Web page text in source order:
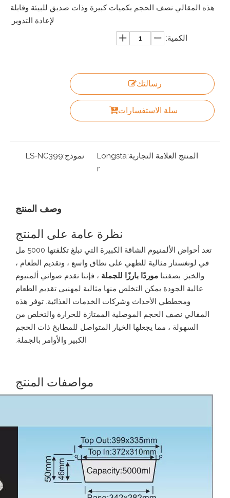
هذه المقالي نصف الحجم بكميات كبيرة وذات صديق للبيئة وقابلة
لإعادة التدوير.
الكمية:
رسالتك
سلة الاستفسارات
نموذج:LS-NC399 المنتج العلامة التجارية:Longsta
r
وصف المنتج
نظرة عامة على المنتج
تعد أحواض الألمنيوم الشاقة الكبيرة التي تبلغ تكلفتها 5000 مل
في لونغستار مثالية للطهي على نطاق واسع ، وتقديم الطعام ،
والخبز. بصفتنا موردًا بارزًا للجملة ، فإننا نقدم صواني ألمنيوم
عالية الجودة يمكن التخلص منها مثالية لمهنيي تقديم الطعام
ومخططي الأحداث وشركات الخدمات الغذائية. توفر هذه
المقالي نصف الحجم الموصلية الممتازة للحرارة والتخلص من
السهولة ، مما يجعلها الخيار المتواصل للمطابخ ذات الحجم
الكبير والأوامر بالجملة.
مواصفات المنتج